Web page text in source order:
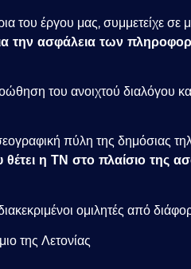
του έργου μας, συμμετείχε
την ασφάλεια των
του ανοιχτού διαλόγου
πύλη της δημόσιας
θέτει η ΤΝ στο πλαίσιο της
ομιλητές από
της Λετονίας